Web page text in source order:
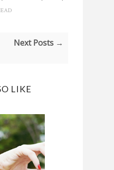
Next Posts →
LIKE